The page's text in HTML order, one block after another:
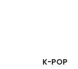
K-POP